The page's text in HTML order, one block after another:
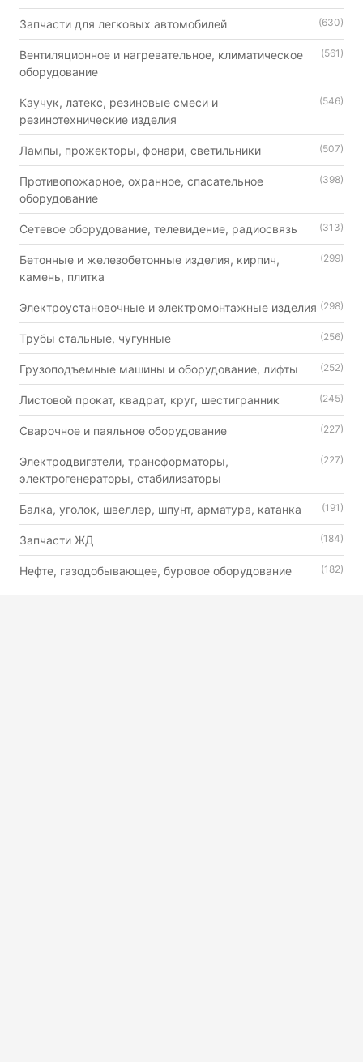
Запчасти для легковых автомобилей (630)
Вентиляционное и нагревательное, климатическое
оборудование
(561)
Каучук, латекс, резиновые смеси и
резинотехнические изделия
(546)
Лампы, прожекторы, фонари, светильники (507)
Противопожарное, охранное, спасательное
оборудование
(398)
Сетевое оборудование, телевидение, радиосвязь (313)
Бетонные и железобетонные изделия, кирпич,
камень, плитка
(299)
Электроустановочные и электромонтажные изделия (298)
Трубы стальные, чугунные (256)
Грузоподъемные машины и оборудование, лифты (252)
Листовой прокат, квадрат, круг, шестигранник (245)
Сварочное и паяльное оборудование (227)
Электродвигатели, трансформаторы,
электрогенераторы, стабилизаторы
(227)
Балка, уголок, швеллер, шпунт, арматура, катанка (191)
Запчасти ЖД (184)
Нефте, газодобывающее, буровое оборудование (182)